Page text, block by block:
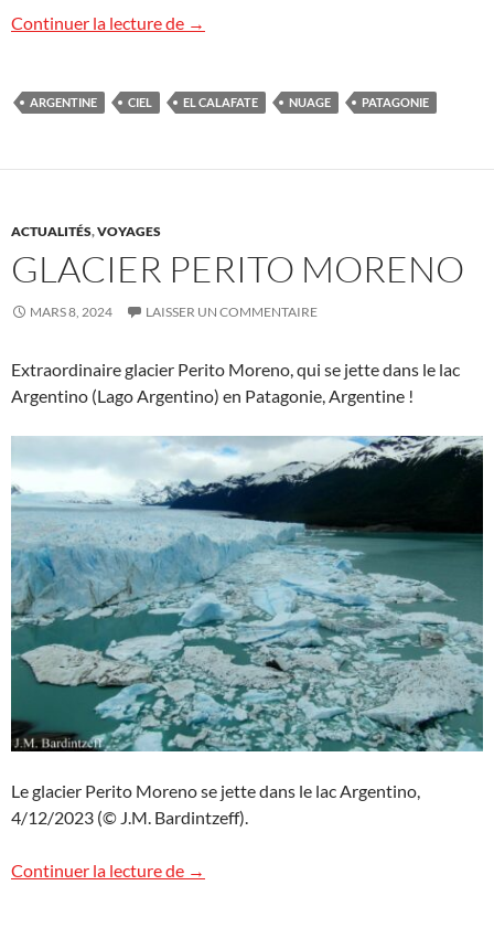
Continuer la lecture de Ciel de Patagonie
→
ARGENTINE CIEL EL CALAFATE NUAGE PATAGONIE
ACTUALITÉS,VOYAGES
GLACIER PERITO MORENO
MARS 8, 2024 LAISSER UN COMMENTAIRE
Extraordinaire glacier Perito Moreno, qui se jette dans le lac
Argentino (Lago Argentino) en Patagonie, Argentine !
Le glacier Perito Moreno se jette dans le lac Argentino,
4/12/2023 (© J.M. Bardintzeff).
Continuer la lecture de Glacier Perito Moreno
→